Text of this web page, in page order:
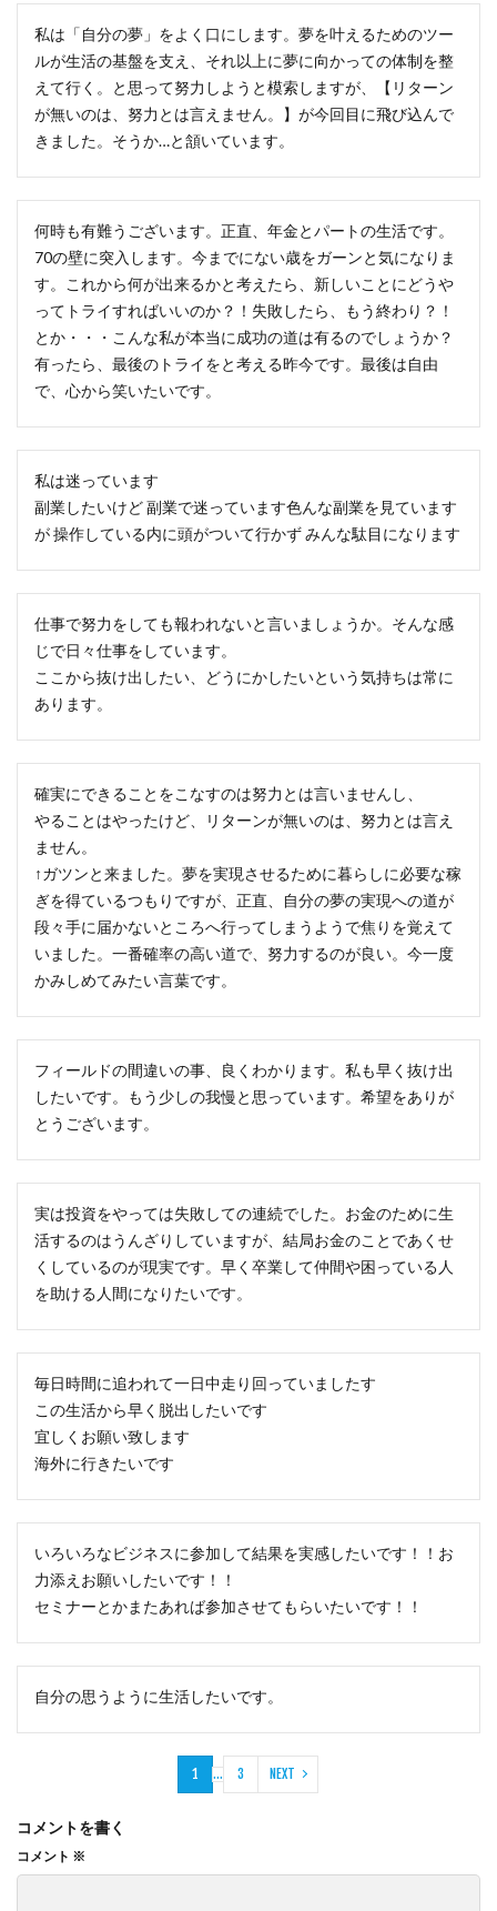
私は「自分の夢」をよく口にします。夢を叶えるためのツー
ルが生活の基盤を支え、それ以上に夢に向かっての体制を整
えて行く。と思って努力しようと模索しますが、【リターン
が無いのは、努力とは言えません。】が今回目に飛び込んで
きました。そうか…と頷いています。
何時も有難うございます。正直、年金とパートの生活です。
70の壁に突入します。今までにない歳をガーンと気になりま
す。これから何が出来るかと考えたら、新しいことにどうや
ってトライすればいいのか？！失敗したら、もう終わり？！
とか・・・こんな私が本当に成功の道は有るのでしょうか？
有ったら、最後のトライをと考える昨今です。最後は自由
で、心から笑いたいです。
私は迷っています
副業したいけど 副業で迷っています色んな副業を見ています
が 操作している内に頭がついて行かず みんな駄目になります
仕事で努力をしても報われないと言いましょうか。そんな感
じで日々仕事をしています。
ここから抜け出したい、どうにかしたいという気持ちは常に
あります。
確実にできることをこなすのは努力とは言いませんし、
やることはやったけど、リターンが無いのは、努力とは言え
ません。
↑ガツンと来ました。夢を実現させるために暮らしに必要な稼
ぎを得ているつもりですが、正直、自分の夢の実現への道が
段々手に届かないところへ行ってしまうようで焦りを覚えて
いました。一番確率の高い道で、努力するのが良い。今一度
かみしめてみたい言葉です。
フィールドの間違いの事、良くわかります。私も早く抜け出
したいです。もう少しの我慢と思っています。希望をありが
とうございます。
実は投資をやっては失敗しての連続でした。お金のために生
活するのはうんざりしていますが、結局お金のことであくせ
くしているのが現実です。早く卒業して仲間や困っている人
を助ける人間になりたいです。
毎日時間に追われて一日中走り回っていましたす
この生活から早く脱出したいです
宜しくお願い致します
海外に行きたいです
いろいろなビジネスに参加して結果を実感したいです！！お
力添えお願いしたいです！！
セミナーとかまたあれば参加させてもらいたいです！！
自分の思うように生活したいです。
1 … 3 NEXT
コメントを書く
コメント ※